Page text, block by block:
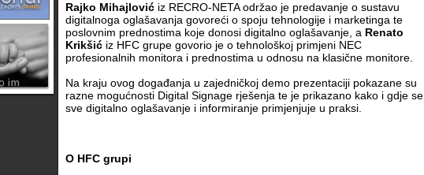
Rajko Mihajlović iz RECRO-NETA održao je predavanje o sustavu
digitalnoga oglašavanja govoreći o spoju tehnologije i marketinga te
poslovnim prednostima koje donosi digitalno oglašavanje, a Renato
Krikšić iz HFC grupe govorio je o tehnološkoj primjeni NEC
profesionalnih monitora i prednostima u odnosu na klasične monitore.
Na kraju ovog događanja u zajedničkoj demo prezentaciji pokazane su
razne mogućnosti Digital Signage rješenja te je prikazano kako i gdje se
sve digitalno oglašavanje i informiranje primjenjuje u praksi.
O HFC grupi